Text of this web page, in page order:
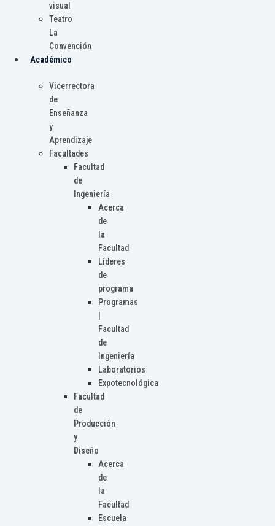
visual
Teatro
La
Convención
Académico
Vicerrectora
de
Enseñanza
y
Aprendizaje
Facultades
Facultad
de
Ingeniería
Acerca
de
la
Facultad
Líderes
de
programa
Programas
Facultad
de
Ingeniería
Laboratorios
Expotecnológica
Facultad
de
Producción
y
Diseño
Acerca
de
la
Facultad
Escuela